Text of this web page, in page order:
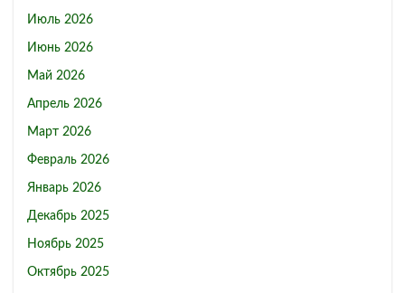
Июль 2026
Июнь 2026
Май 2026
Апрель 2026
Март 2026
Февраль 2026
Январь 2026
Декабрь 2025
Ноябрь 2025
Октябрь 2025